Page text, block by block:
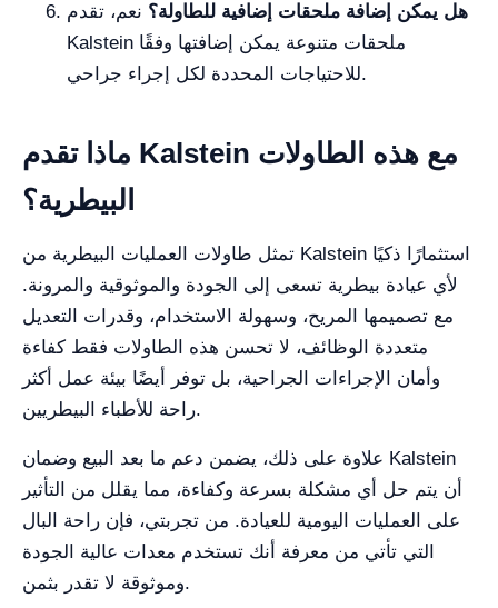
هل يمكن إضافة ملحقات إضافية للطاولة؟ نعم، تقدم
Kalstein ملحقات متنوعة يمكن إضافتها وفقًا
للاحتياجات المحددة لكل إجراء جراحي.
ماذا تقدم Kalstein مع هذه الطاولات
البيطرية؟
تمثل طاولات العمليات البيطرية من Kalstein استثمارًا ذكيًا
لأي عيادة بيطرية تسعى إلى الجودة والموثوقية والمرونة.
مع تصميمها المريح، وسهولة الاستخدام، وقدرات التعديل
متعددة الوظائف، لا تحسن هذه الطاولات فقط كفاءة
وأمان الإجراءات الجراحية، بل توفر أيضًا بيئة عمل أكثر
راحة للأطباء البيطريين.
علاوة على ذلك، يضمن دعم ما بعد البيع وضمان Kalstein
أن يتم حل أي مشكلة بسرعة وكفاءة، مما يقلل من التأثير
على العمليات اليومية للعيادة. من تجربتي، فإن راحة البال
التي تأتي من معرفة أنك تستخدم معدات عالية الجودة
وموثوقة لا تقدر بثمن.